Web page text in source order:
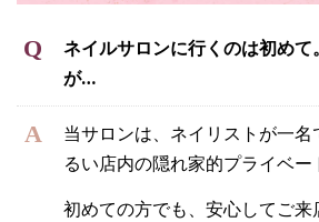
ネイルサロンに行くのは初め
が…
当サロンは、ネイリストが一
るい店内の隠れ家的プライベー
初めての方でも、安心してご来